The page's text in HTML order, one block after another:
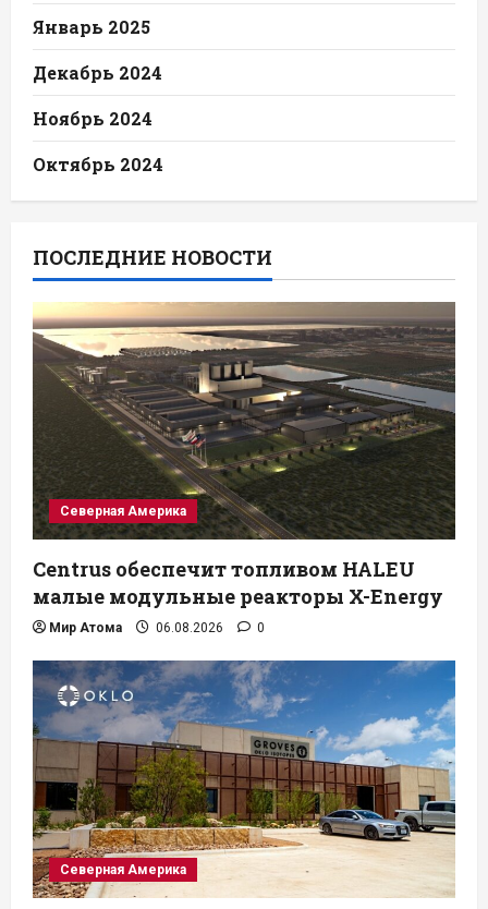
Январь 2025
Декабрь 2024
Ноябрь 2024
Октябрь 2024
ПОСЛЕДНИЕ НОВОСТИ
Северная Америка
Centrus обеспечит топливом HALEU
малые модульные реакторы X-Energy
Мир Атома 06.08.2026 0
Северная Америка